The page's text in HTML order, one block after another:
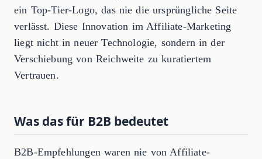
ein Top-Tier-Logo, das nie die ursprüngliche Seite
verlässt. Diese Innovation im Affiliate-Marketing
liegt nicht in neuer Technologie, sondern in der
Verschiebung von Reichweite zu kuratiertem
Vertrauen.
Was das für B2B bedeutet
B2B-Empfehlungen waren nie von Affiliate-